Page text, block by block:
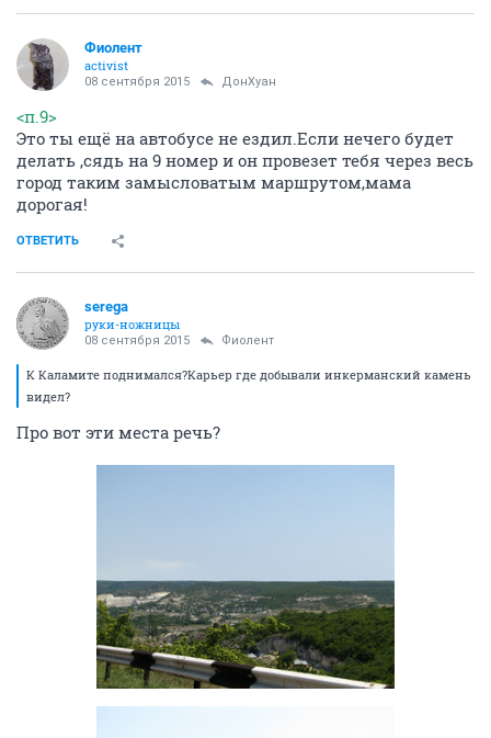
Фиолент
activist
08 сентября 2015 ДонХуан
<п.9>
Это ты ещё на автобусе не ездил.Если нечего будет
делать ,сядь на 9 номер и он провезет тебя через весь
город таким замысловатым маршрутом,мама
дорогая!
ОТВЕТИТЬ
serega
руки-ножницы
08 сентября 2015 Фиолент
К Каламите поднимался?Карьер где добывали инкерманский камень
видел?
Про вот эти места речь?